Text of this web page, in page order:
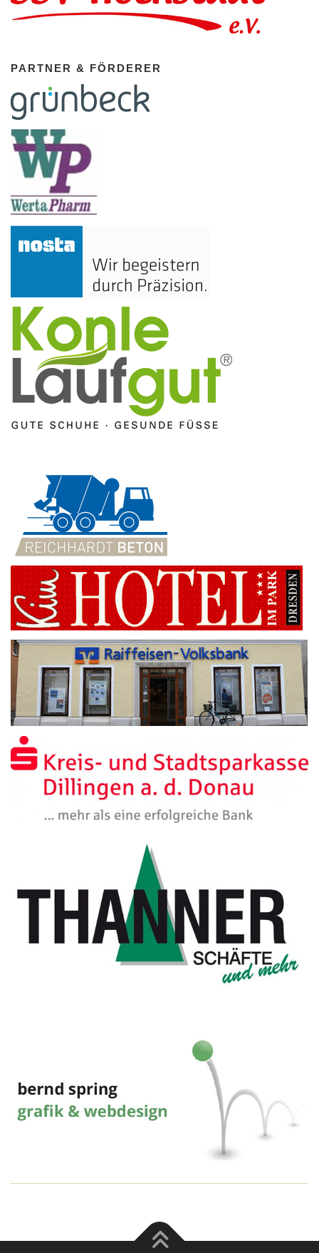
PARTNER & FÖRDERER